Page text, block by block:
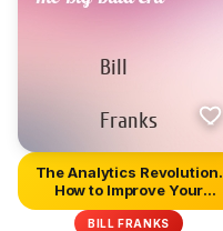
The Analytics Revolution.
How to Improve Your
Busi...
BILL FRANKS